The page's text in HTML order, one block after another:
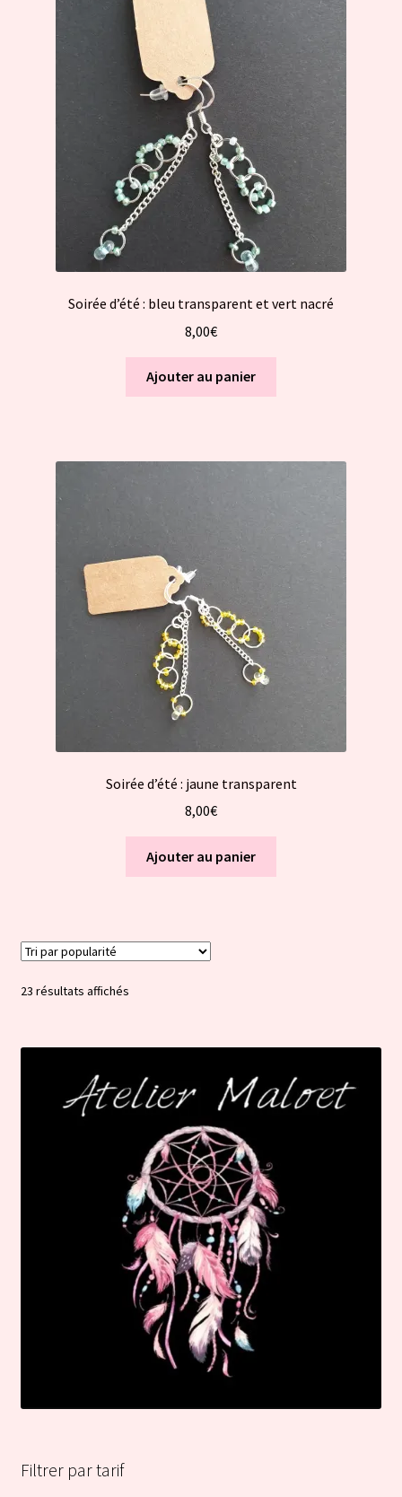
Soirée d’été : bleu transparent et vert nacré
8,00€
Ajouter au panier
Soirée d’été : jaune transparent
8,00€
Ajouter au panier
23 résultats affichésTrié
Filtrer par tarif